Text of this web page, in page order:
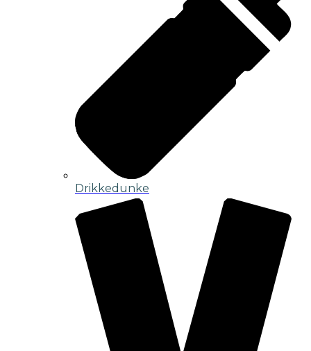
Drikkedunke